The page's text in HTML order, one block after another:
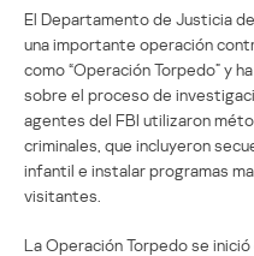
El Departamento de Justicia
una importante operación
como “Operación Torpedo” y
sobre el proceso de
agentes del FBI utilizaron
criminales, que incluyeron
infantil e instalar programas
visitantes.
La Operación Torpedo se inició